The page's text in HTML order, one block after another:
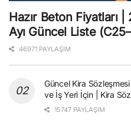
Hazır Beton Fiyatları |
Ayı Güncel Liste
46971 PAYLAŞIM
Güncel Kira
ve İş Yeri İçin | Kira
15747 PAYLAŞIM